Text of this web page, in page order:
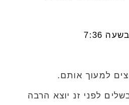
למעוך אותם.
לפני זנ יוצא הרבה